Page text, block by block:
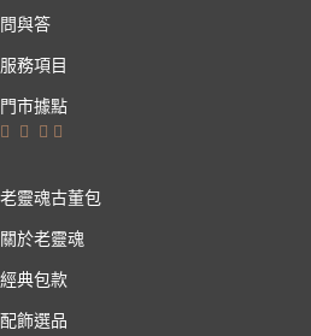
問與答
服務項目
門市據點
老靈魂古董包
關於老靈魂
經典包款
配飾選品